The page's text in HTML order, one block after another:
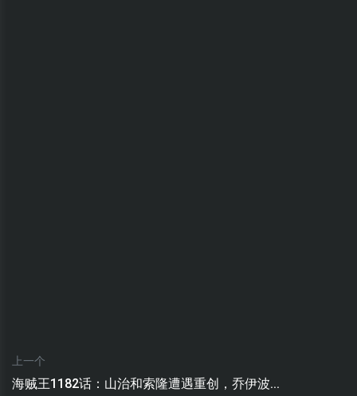
上一个
海贼王1182话：山治和索隆遭遇重创，乔伊波...